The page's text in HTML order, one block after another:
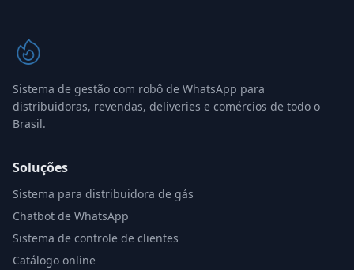
Sistema de gestão com robô de WhatsApp para
distribuidoras, revendas, deliveries e comércios de todo o
Brasil.
Soluções
Sistema para distribuidora de gás
Chatbot de WhatsApp
Sistema de controle de clientes
Catálogo online